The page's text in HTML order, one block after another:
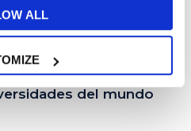
ALL
del mundo